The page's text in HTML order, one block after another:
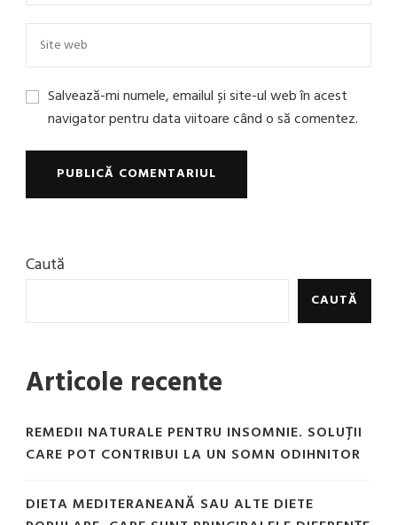
Salvează-mi numele, emailul și site-ul web în acest
navigator pentru data viitoare când o să comentez.
Caută
CAUTĂ
Articole recente
REMEDII NATURALE PENTRU INSOMNIE. SOLUȚII
CARE POT CONTRIBUI LA UN SOMN ODIHNITOR
DIETA MEDITERANEANĂ SAU ALTE DIETE